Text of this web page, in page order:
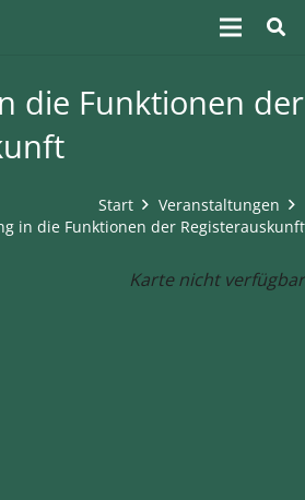
die Funktionen der
Start
Veranstaltungen
in die Funktionen der Registerauskunft
Karte nicht verfügbar